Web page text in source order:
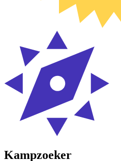
Kampzoeker